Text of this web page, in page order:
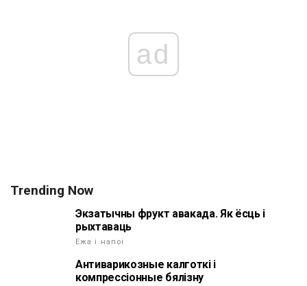
ad
Trending Now
Экзатычны фрукт авакада. Як ёсць і
рыхтаваць
Ежа і напоі
Антиварикозные калготкі і
компрессіонные бялізну